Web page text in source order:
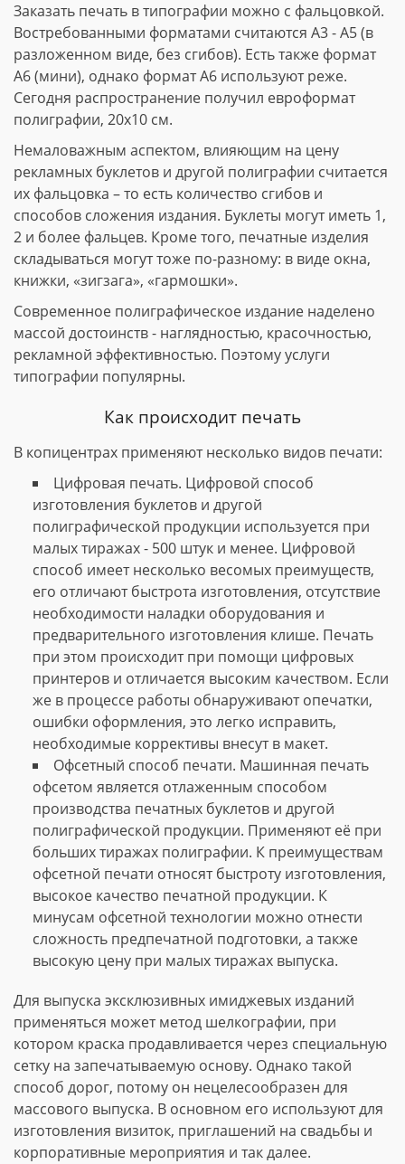
Заказать печать в типографии можно с фальцовкой.
Востребованными форматами считаются А3 - А5 (в
разложенном виде, без сгибов). Есть также формат
А6 (мини), однако формат А6 используют реже.
Сегодня распространение получил евроформат
полиграфии, 20х10 см.
Немаловажным аспектом, влияющим на цену
рекламных буклетов и другой полиграфии считается
их фальцовка – то есть количество сгибов и
способов сложения издания. Буклеты могут иметь 1,
2 и более фальцев. Кроме того, печатные изделия
складываться могут тоже по-разному: в виде окна,
книжки, «зигзага», «гармошки».
Современное полиграфическое издание наделено
массой достоинств - наглядностью, красочностью,
рекламной эффективностью. Поэтому услуги
типографии популярны.
Как происходит печать
В копицентрах применяют несколько видов печати:
Цифровая печать. Цифровой способ
изготовления буклетов и другой
полиграфической продукции используется при
малых тиражах - 500 штук и менее. Цифровой
способ имеет несколько весомых преимуществ,
его отличают быстрота изготовления, отсутствие
необходимости наладки оборудования и
предварительного изготовления клише. Печать
при этом происходит при помощи цифровых
принтеров и отличается высоким качеством. Если
же в процессе работы обнаруживают опечатки,
ошибки оформления, это легко исправить,
необходимые коррективы внесут в макет.
Офсетный способ печати. Машинная печать
офсетом является отлаженным способом
производства печатных буклетов и другой
полиграфической продукции. Применяют её при
больших тиражах полиграфии. К преимуществам
офсетной печати относят быстроту изготовления,
высокое качество печатной продукции. К
минусам офсетной технологии можно отнести
сложность предпечатной подготовки, а также
высокую цену при малых тиражах выпуска.
Для выпуска эксклюзивных имиджевых изданий
применяться может метод шелкографии, при
котором краска продавливается через специальную
сетку на запечатываемую основу. Однако такой
способ дорог, потому он нецелесообразен для
массового выпуска. В основном его используют для
изготовления визиток, приглашений на свадьбы и
корпоративные мероприятия и так далее.